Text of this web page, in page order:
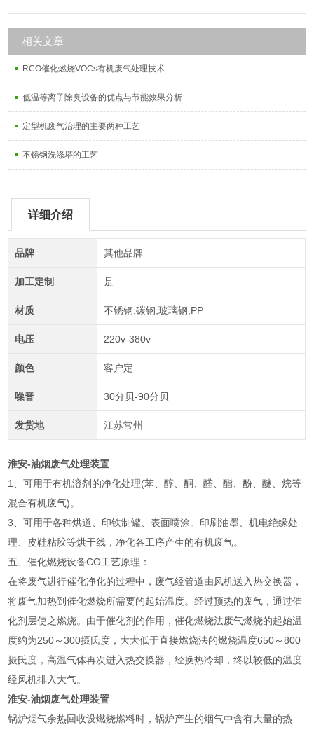
相关文章
RCO催化燃烧VOCs有机废气处理技术
低温等离子除臭设备的优点与节能效果分析
定型机废气治理的主要两种工艺
不锈钢洗涤塔的工艺
详细介绍
品牌 其他品牌
加工定制 是
材质 不锈钢,碳钢,玻璃钢,PP
电压 220v-380v
颜色 客户定
噪音 30分贝-90分贝
发货地 江苏常州
淮安-油烟废气处理装置
1、可用于有机溶剂的净化处理(苯、醇、酮、醛、酯、酚、醚、烷等
混合有机废气)。
3、可用于各种烘道、印铁制罐、表面喷涂。印刷油墨、机电绝缘处
理、皮鞋粘胶等烘干线，净化各工序产生的有机废气。
五、催化燃烧设备CO工艺原理：
在将废气进行催化净化的过程中，废气经管道由风机送入热交换器，
将废气加热到催化燃烧所需要的起始温度。经过预热的废气，通过催
化剂层使之燃烧。由于催化剂的作用，催化燃烧法废气燃烧的起始温
度约为250～300摄氏度，大大低于直接燃烧法的燃烧温度650～800
摄氏度，高温气体再次进入热交换器，经换热冷却，终以较低的温度
经风机排入大气。
淮安-油烟废气处理装置
锅炉烟气余热回收设燃烧燃料时，锅炉产生的烟气中含有大量的热